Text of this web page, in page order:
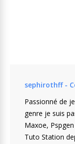
sephirothff -
Passionné de
genre je suis
Maxoe,
Tuto Station